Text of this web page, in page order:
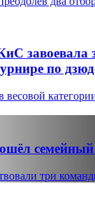
завоевала
по
три